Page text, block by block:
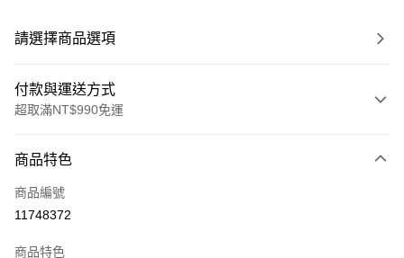
請選擇商品選項
付款與運送方式
超取滿NT$990免運
信用卡一次付款
超商取貨付款
商品特色
商品編號
11748372
商品特色